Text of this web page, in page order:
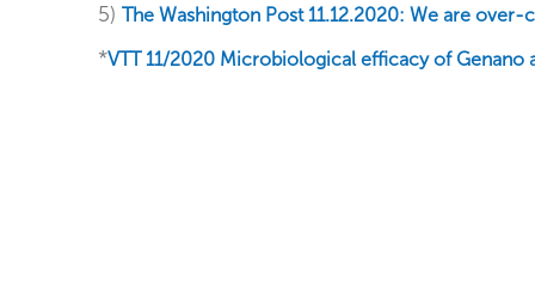
5) The Washington Post 11.12.2020: We are
*VTT 11/2020 Microbiological efficacy of